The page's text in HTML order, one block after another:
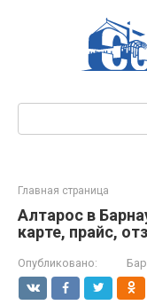
Главная страница
Алтарос в
карте, прайс,
Опубликовано: